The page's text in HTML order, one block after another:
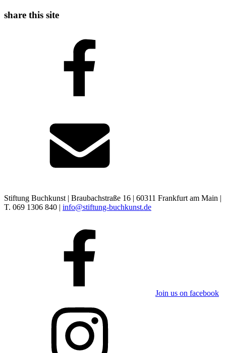
share this site
Stiftung Buchkunst | Braubachstraße 16 | 60311 Frankfurt am Main |
T. 069 1306 840 | info@stiftung-buchkunst.de
Join us on facebook